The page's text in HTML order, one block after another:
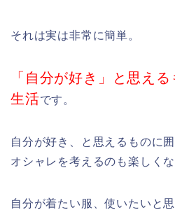
それは実は非常に簡単。
「自分が好き」と思え
生活です。
自分が好き、と思えるものに
オシャレを考えるのも楽しく
自分が着たい服、使いたいと